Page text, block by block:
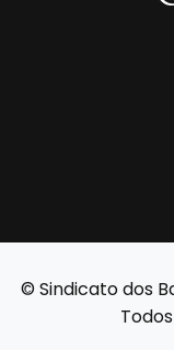
© Sindicato dos